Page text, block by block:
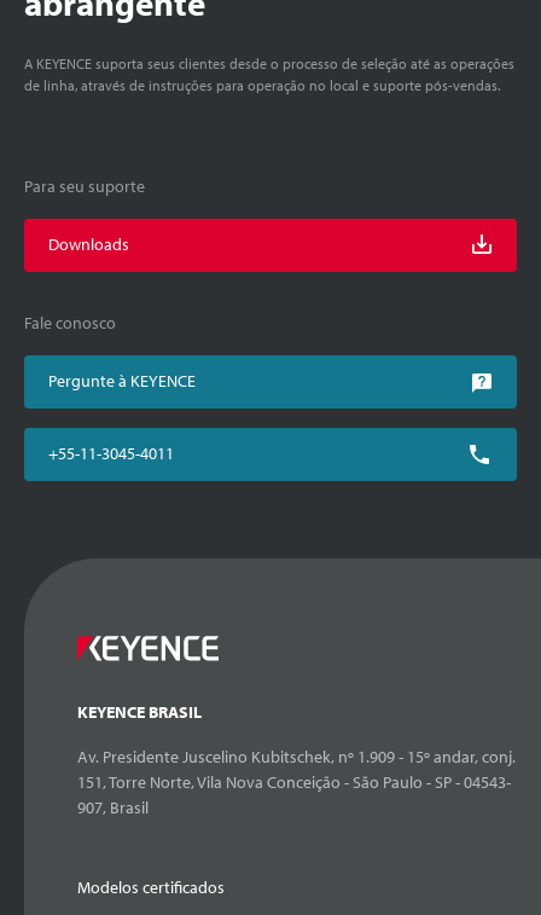
A KEYENCE suporta seus clientes desde o processo de seleção até as operações
de linha, através de instruções para operação no local e suporte pós-vendas.
Para seu suporte
Downloads
Fale conosco
Pergunte à KEYENCE
+55-11-3045-4011
KEYENCE BRASIL
Av. Presidente Juscelino Kubitschek, nº 1.909 - 15º andar, conj.
151, Torre Norte, Vila Nova Conceição - São Paulo - SP - 04543-
907, Brasil
Modelos certificados